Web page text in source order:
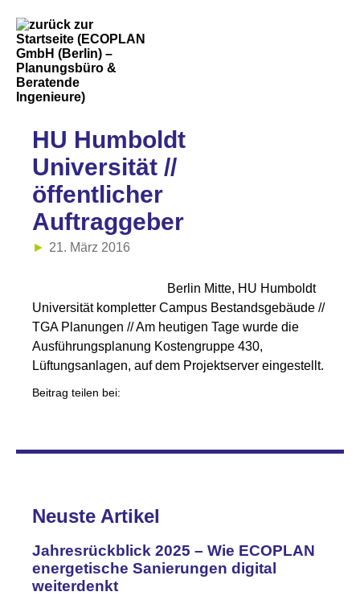
HU Humboldt
Universität //
öffentlicher
Auftraggeber
21. März 2016
Berlin Mitte, HU Humboldt
Universität kompletter Campus Bestandsgebäude //
TGA Planungen // Am heutigen Tage wurde die
Ausführungsplanung Kostengruppe 430,
Lüftungsanlagen, auf dem Projektserver eingestellt.
Beitrag teilen bei:
Neuste Artikel
Jahresrückblick 2025 – Wie ECOPLAN
energetische Sanierungen digital
weiterdenkt